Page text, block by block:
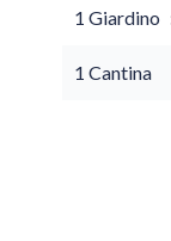
1 Giardino
1 Cantina